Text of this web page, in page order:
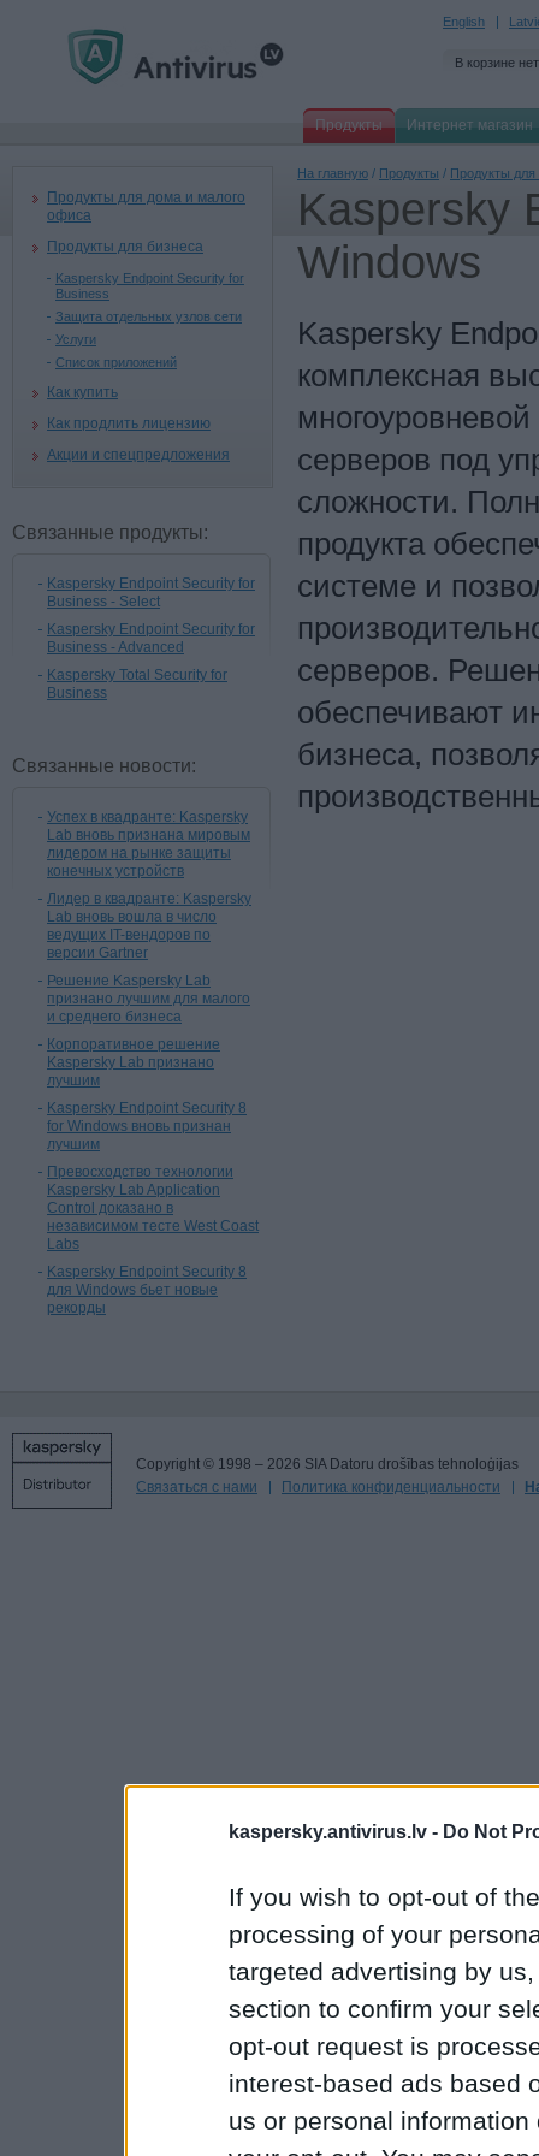
kaspersky.antivirus.lv - Do Not
If you wish to opt-out of
processing of your
targeted advertising by
section to confirm your
opt-out request is
interest-based ads based
us or personal
English
В корзине
Продукты Интернет магазин
Продукты для дома и малого
офиса
Продукты для бизнеса
Kaspersky Endpoint Security for
Business
Защита отдельных узлов сети
Услуги
Список приложений
Как купить
Как продлить лицензию
Акции и спецпредложения
Связанные продукты:
Kaspersky Endpoint Security for
Business - Select
Kaspersky Endpoint Security for
Business - Advanced
Kaspersky Total Security for
Business
Связанные новости:
Успех в квадранте: Kaspersky
Lab вновь признана мировым
лидером на рынке защиты
конечных устройств
Лидер в квадранте: Kaspersky
Lab вновь вошла в число
ведущих IT-вендоров по
версии Gartner
Решение Kaspersky Lab
признано лучшим для малого
и среднего бизнеса
Корпоративное решение
Kaspersky Lab признано
лучшим
Kaspersky Endpoint Security 8
for Windows вновь признан
лучшим
Превосходство технологии
Kaspersky Lab Application
Control доказано в
независимом тесте West Coast
Labs
Kaspersky Endpoint Security 8
для Windows бьет новые
рекорды
На главную / Продукты / Продукты для
Kaspersky
Windows
Kaspersky
комплексная
серверов под
сложности.
продукта
системе и
серверов.
обеспечивают
бизнеса,
Copyright © 1998 – 2026 SIA Datoru drošības tehnoloģijas
Связаться с нами
Политика конфиденциальности